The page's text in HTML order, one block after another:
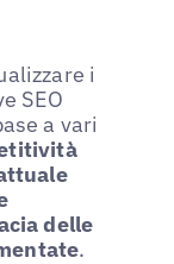
i
SEO
a vari
delle
.